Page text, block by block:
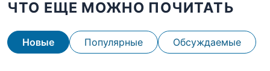
ЧТО ЕЩЕ МОЖНО ПОЧИТАТЬ
Новые Популярные Обсуждаемые